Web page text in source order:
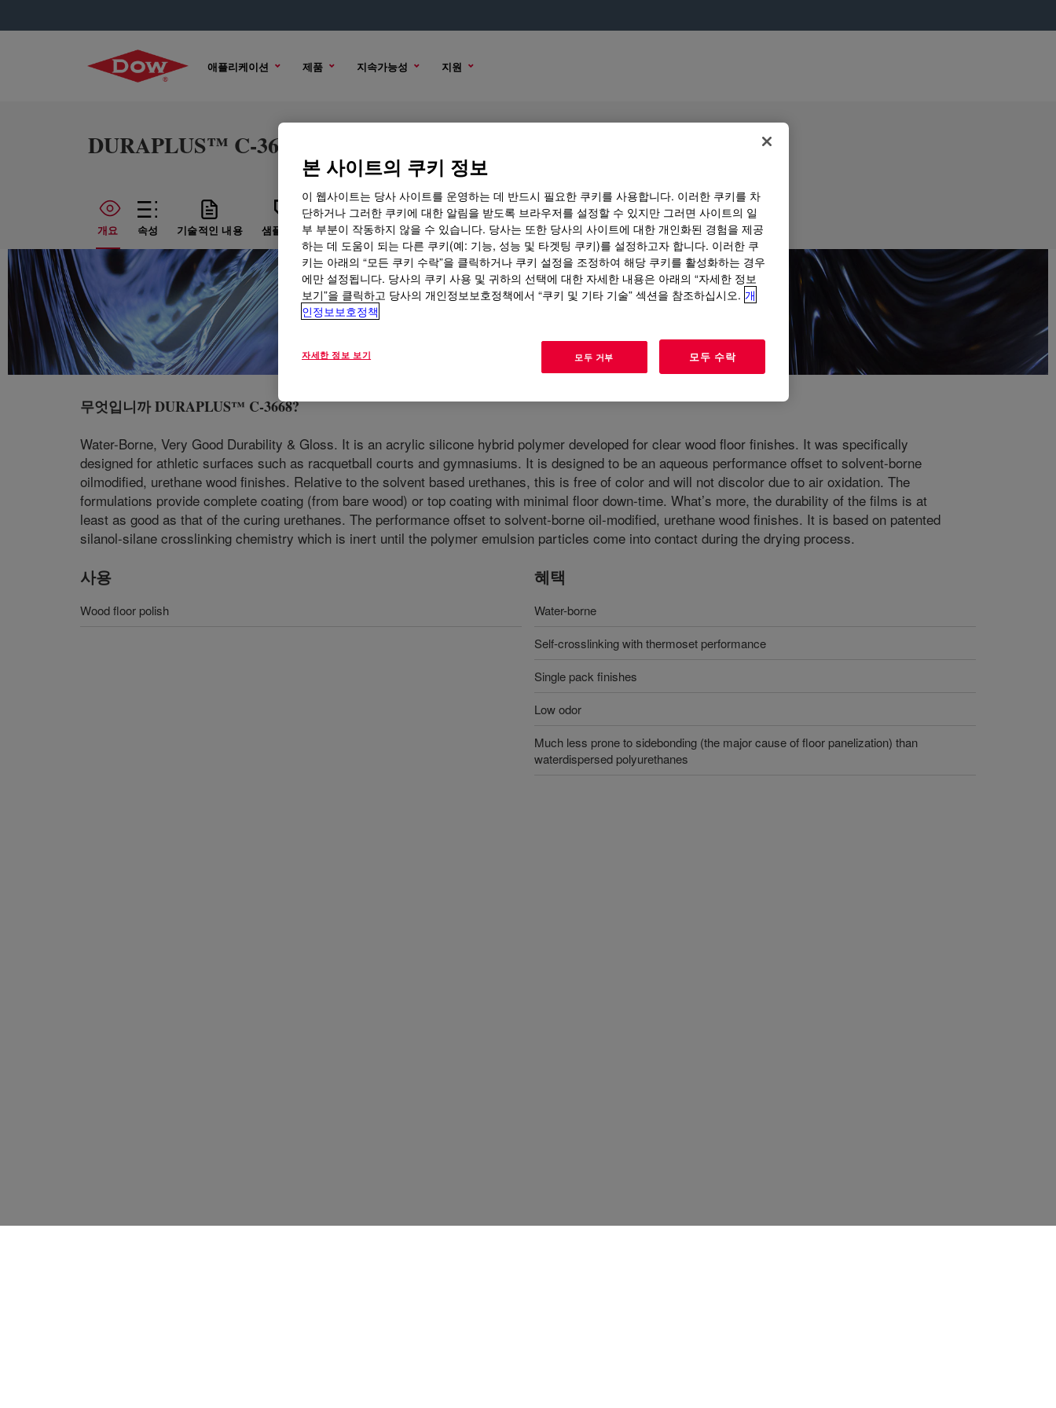
애플리케이션 제품 지속가능성 지원
DURAPLUS™ C-3668
개요 속성 기술적인 내용 샘플 옵션 구매 옵션
무엇입니까DURAPLUS™ C-3668?
Water-Borne, Very Good Durability & Gloss. It is an acrylic silicone hybrid polymer developed for clear wood floor finishes. It was specifically
designed for athletic surfaces such as racquetball courts and gymnasiums. It is designed to be an aqueous performance offset to solvent-borne
oilmodified, urethane wood finishes. Relative to the solvent based urethanes, this is free of color and will not discolor due to air oxidation. The
formulations provide complete coating (from bare wood) or top coating with minimal floor down-time. What’s more, the durability of the films is at
least as good as that of the curing urethanes. The performance offset to solvent-borne oil-modified, urethane wood finishes. It is based on patented
silanol-silane crosslinking chemistry which is inert until the polymer emulsion particles come into contact during the drying process.
사용
Wood floor polish
혜택
Water-borne
Self-crosslinking with thermoset performance
Single pack finishes
Low odor
Much less prone to sidebonding (the major cause of floor panelization) than
waterdispersed polyurethanes
본 사이트의 쿠키 정보
이 웹사이트는 당사 사이트를 운영하는 데 반드시 필요한 쿠키를 사용합니다. 이러한 쿠키를 차
단하거나 그러한 쿠키에 대한 알림을 받도록 브라우저를 설정할 수 있지만 그러면 사이트의 일
부 부분이 작동하지 않을 수 있습니다. 당사는 또한 당사의 사이트에 대한 개인화된 경험을 제공
하는 데 도움이 되는 다른 쿠키(예: 기능, 성능 및 타겟팅 쿠키)를 설정하고자 합니다. 이러한 쿠
키는 아래의 “모든 쿠키 수락”을 클릭하거나 쿠키 설정을 조정하여 해당 쿠키를 활성화하는 경우
에만 설정됩니다. 당사의 쿠키 사용 및 귀하의 선택에 대한 자세한 내용은 아래의 “자세한 정보
보기”을 클릭하고 당사의 개인정보보호정책에서 “쿠키 및 기타 기술” 섹션을 참조하십시오. 개
인정보보호정책
자세한 정보 보기 모두 거부 모두 수락